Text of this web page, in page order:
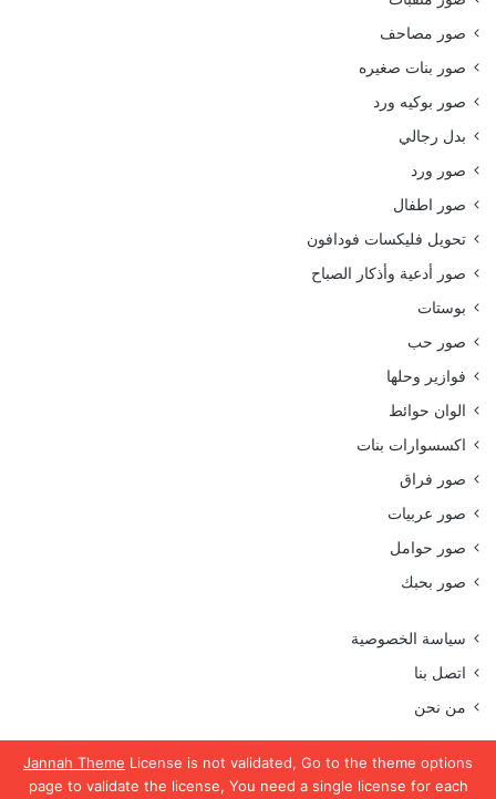
Jannah Theme License is not validated, Go to the theme options
page to validate the license, You need a single license for each
صور مصاحف
صور بنات صغيره
صور بوكيه ورد
بدل رجالي
صور ورد
صور اطفال
تحويل فليكسات فودافون
صور أدعية وأذكار الصباح
بوستات
صور حب
فوازير وحلها
الوان حوائط
اكسسوارات بنات
صور فراق
صور عربيات
صور حوامل
صور بحبك
سياسة الخصوصية
اتصل بنا
من نحن
جميع الحقوق محفوظة موقع رمسة عرب 2023